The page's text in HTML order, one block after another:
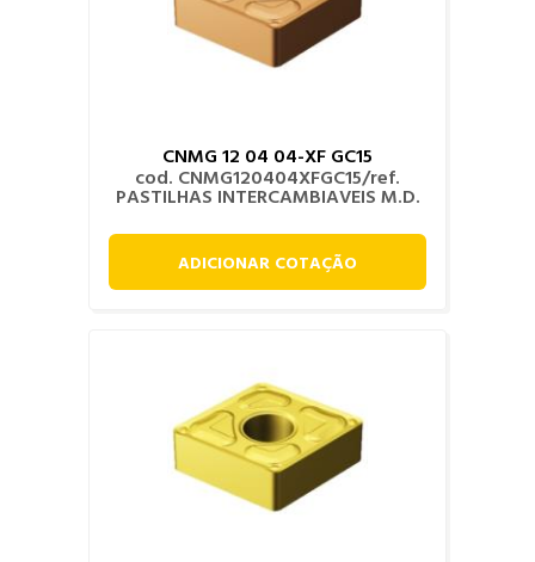
CNMG 12 04 04-XF GC15
cod. CNMG120404XFGC15/ref.
PASTILHAS INTERCAMBIAVEIS M.D.
ADICIONAR COTAÇÃO